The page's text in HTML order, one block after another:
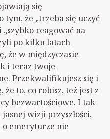
się
tym, że „trzeba się uczyć
„szybko reagować na
po kilku latach
że w międzyczasie
i teraz twoje
Przekwalifikujesz się i
że to, co robisz, też jest z
bezwartościowe. I tak
wizji przyszłości,
emeryturze nie